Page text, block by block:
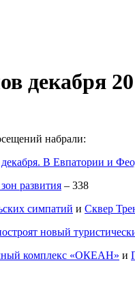
декабря
набрали:
В Евпатории и
развития – 338
симпатий и Сквер
новый
комплекс «ОКЕАН» и